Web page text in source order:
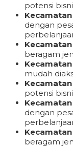
potensi
dengan
beragam
mudah
potensi
dengan
beragam